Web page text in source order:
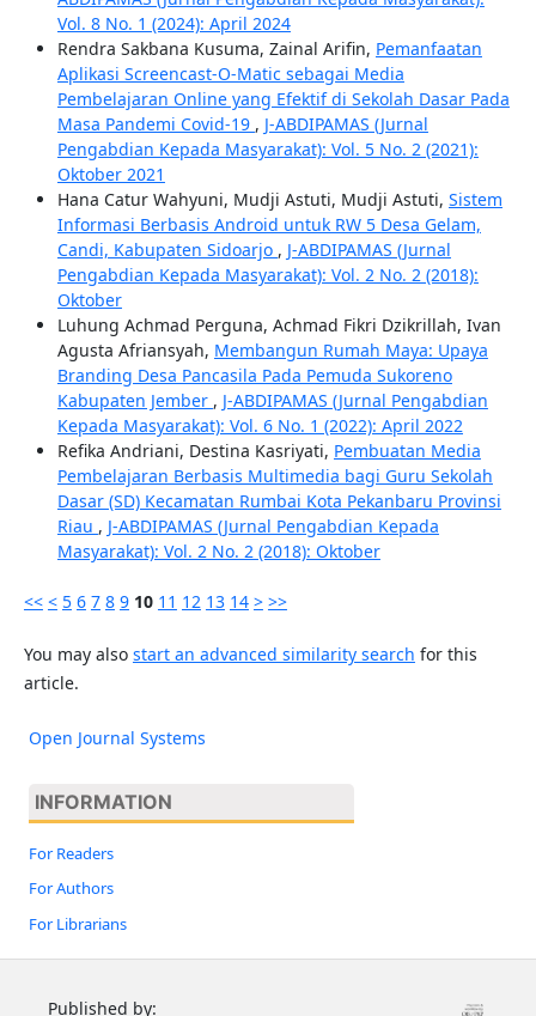
Vol. 8 No. 1 (2024): April 2024
Rendra Sakbana Kusuma, Zainal Arifin, Pemanfaatan
Aplikasi Screencast-O-Matic sebagai Media
Pembelajaran Online yang Efektif di Sekolah Dasar Pada
Masa Pandemi Covid-19 , J-ABDIPAMAS (Jurnal
Pengabdian Kepada Masyarakat): Vol. 5 No. 2 (2021):
Oktober 2021
Hana Catur Wahyuni, Mudji Astuti, Mudji Astuti, Sistem
Informasi Berbasis Android untuk RW 5 Desa Gelam,
Candi, Kabupaten Sidoarjo , J-ABDIPAMAS (Jurnal
Pengabdian Kepada Masyarakat): Vol. 2 No. 2 (2018):
Oktober
Luhung Achmad Perguna, Achmad Fikri Dzikrillah, Ivan
Agusta Afriansyah, Membangun Rumah Maya: Upaya
Branding Desa Pancasila Pada Pemuda Sukoreno
Kabupaten Jember , J-ABDIPAMAS (Jurnal Pengabdian
Kepada Masyarakat): Vol. 6 No. 1 (2022): April 2022
Refika Andriani, Destina Kasriyati, Pembuatan Media
Pembelajaran Berbasis Multimedia bagi Guru Sekolah
Dasar (SD) Kecamatan Rumbai Kota Pekanbaru Provinsi
Riau , J-ABDIPAMAS (Jurnal Pengabdian Kepada
Masyarakat): Vol. 2 No. 2 (2018): Oktober
<< < 5 6 7 8 9 10 11 12 13 14 > >>
You may also start an advanced similarity search for this
article.
Open Journal Systems
INFORMATION
For Readers
For Authors
For Librarians
Published by: